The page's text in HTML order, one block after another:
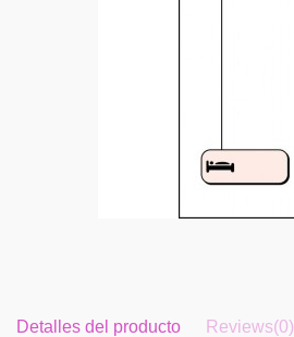
Detalles del producto Reviews(0)